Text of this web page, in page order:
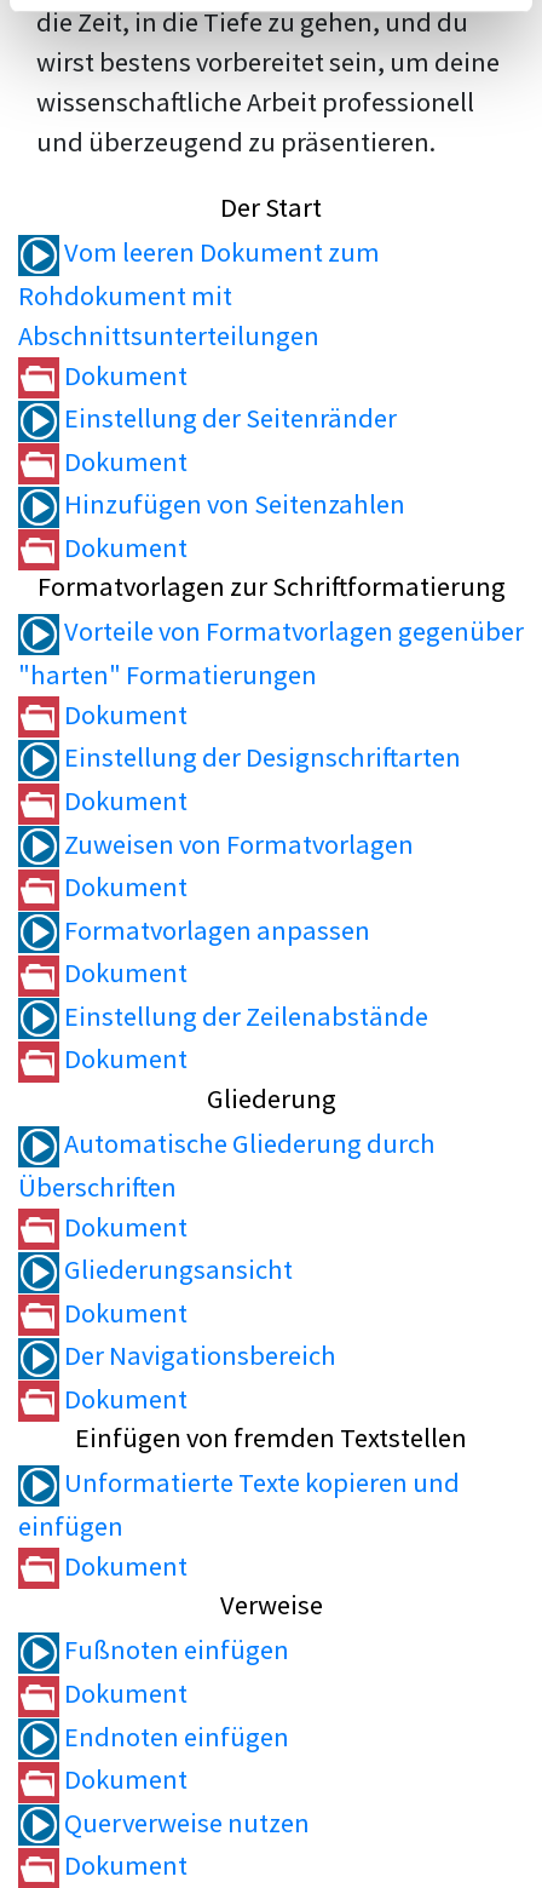
die Zeit, in die Tiefe zu gehen, und du
wirst bestens vorbereitet sein, um deine
wissenschaftliche Arbeit professionell
und überzeugend zu präsentieren.
Der Start
Vom leeren Dokument zum
Rohdokument mit
Abschnittsunterteilungen
Dokument
Einstellung der Seitenränder
Dokument
Hinzufügen von Seitenzahlen
Dokument
Formatvorlagen zur Schriftformatierung
Vorteile von Formatvorlagen gegenüber
"harten" Formatierungen
Dokument
Einstellung der Designschriftarten
Dokument
Zuweisen von Formatvorlagen
Dokument
Formatvorlagen anpassen
Dokument
Einstellung der Zeilenabstände
Dokument
Gliederung
Automatische Gliederung durch
Überschriften
Dokument
Gliederungsansicht
Dokument
Der Navigationsbereich
Dokument
Einfügen von fremden Textstellen
Unformatierte Texte kopieren und
einfügen
Dokument
Verweise
Fußnoten einfügen
Dokument
Endnoten einfügen
Dokument
Querverweise nutzen
Dokument